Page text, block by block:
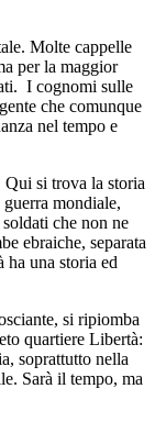
Molte cappelle
per la maggior
I cognomi sulle
che comunque
nel tempo e
Qui si trova la storia
mondiale,
che non ne
ebraiche, separata
ha una storia ed
si ripiomba
quartiere Libertà:
soprattutto nella
Sarà il tempo, ma